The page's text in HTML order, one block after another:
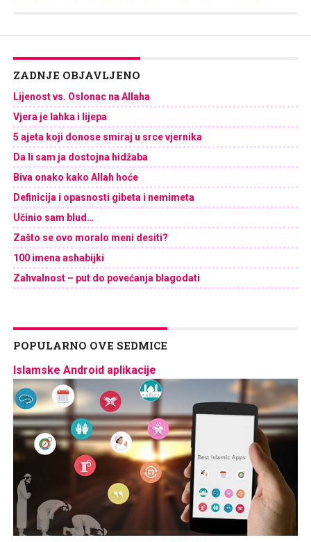
ZADNJE OBJAVLJENO
Lijenost vs. Oslonac na Allaha
Vjera je lahka i lijepa
5 ajeta koji donose smiraj u srce vjernika
Da li sam ja dostojna hidžaba
Biva onako kako Allah hoće
Definicija i opasnosti gibeta i nemimeta
Učinio sam blud…
Zašto se ovo moralo meni desiti?
100 imena ashabijki
Zahvalnost – put do povećanja blagodati
POPULARNO OVE SEDMICE
Islamske Android aplikacije